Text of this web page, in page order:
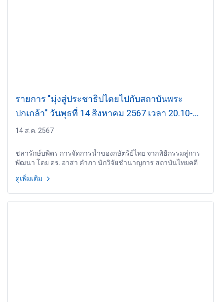
รายการ "มุ่งสู่ประชาธิปไตยไปกับสถาบันพระ
ปกเกล้า" วันพุธที่ 14 สิงหาคม 2567 เวลา 20.10-
21.00 น.
14 ส.ค. 2567
ชลารักษ์บพิตร การจัดการน้ำของกษัตริย์ไทย จากพิธีกรรมสู่การ
พัฒนา โดย ดร. อาสา คำภา นักวิจัยชำนาญการ สถาบันไทยคดี
ดูเพิ่มเติม